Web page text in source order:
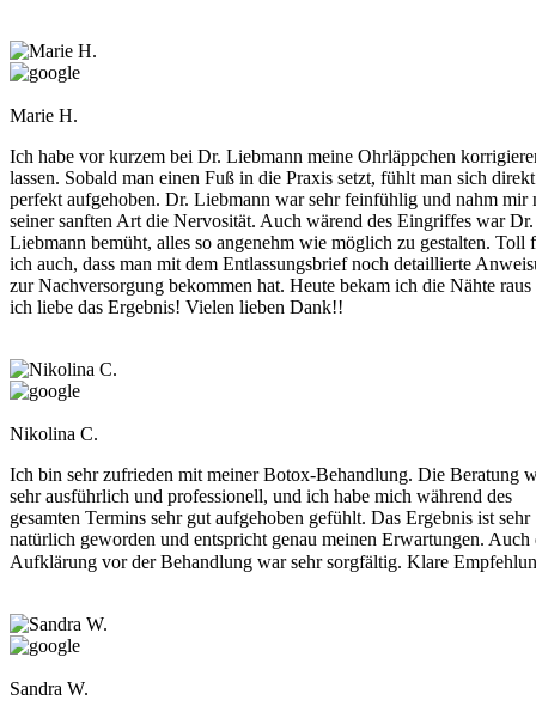
Marie H.
Ich habe vor kurzem bei Dr. Liebmann meine Ohrläppchen
lassen. Sobald man einen Fuß in die Praxis setzt, fühlt man sich direkt
perfekt aufgehoben. Dr. Liebmann war sehr feinfühlig und nahm mir
seiner sanften Art die Nervosität. Auch wärend des Eingriffes war Dr.
Liebmann bemüht, alles so angenehm wie möglich zu gestalten. Toll
ich auch, dass man mit dem Entlassungsbrief noch detaillierte
zur Nachversorgung bekommen hat. Heute bekam ich die Nähte raus
ich liebe das Ergebnis! Vielen lieben Dank!!
Nikolina C.
Ich bin sehr zufrieden mit meiner Botox-Behandlung. Die Beratung
sehr ausführlich und professionell, und ich habe mich während des
gesamten Termins sehr gut aufgehoben gefühlt. Das Ergebnis ist sehr
natürlich geworden und entspricht genau meinen Erwartungen. Auch
Aufklärung vor der Behandlung war sehr sorgfältig. Klare
Sandra W.